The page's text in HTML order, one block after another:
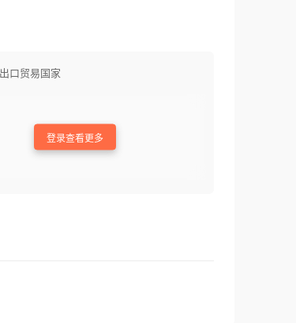
口贸易国家
登录查看更多